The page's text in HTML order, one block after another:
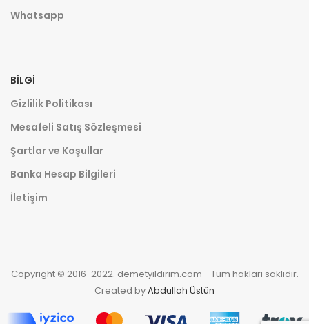
Whatsapp
BILGI
Gizlilik Politikası
Mesafeli Satış Sözleşmesi
Şartlar ve Koşullar
Banka Hesap Bilgileri
İletişim
Copyright © 2016-2022. demetyildirim.com - Tüm hakları saklıdır.
Created byAbdullah Üstün